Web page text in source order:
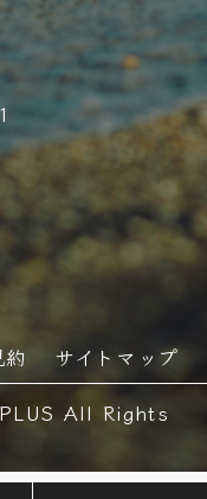
サイトマップ
All Rights